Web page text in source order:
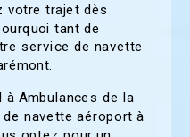
votre trajet dès
tant de
service de navette
Ambulances de la
navette aéroport à